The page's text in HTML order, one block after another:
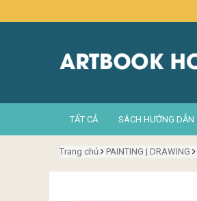
TẤT CẢ SÁCH HƯỚNG DẪN
Trang chủ PAINTING | DRAWING